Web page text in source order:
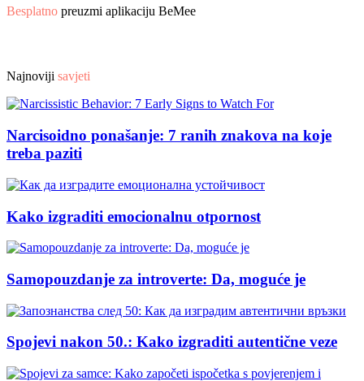
Besplatno preuzmi aplikaciju BeMee
Najnoviji savjeti
Narcisoidno ponašanje: 7 ranih znakova na koje
treba paziti
Kako izgraditi emocionalnu otpornost
Samopouzdanje za introverte: Da, moguće je
Spojevi nakon 50.: Kako izgraditi autentične veze